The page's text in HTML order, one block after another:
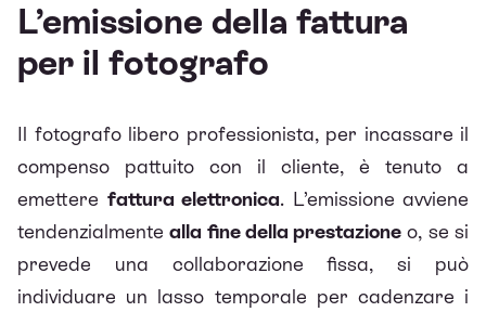
L’emissione della fattura
per il fotografo
Il fotografo libero professionista, per incassare il
compenso pattuito con il cliente, è tenuto a
emettere fattura elettronica. L’emissione avviene
tendenzialmentealla fine della prestazione o, se si
prevede una collaborazione fissa, si può
individuare un lasso temporale per cadenzare i